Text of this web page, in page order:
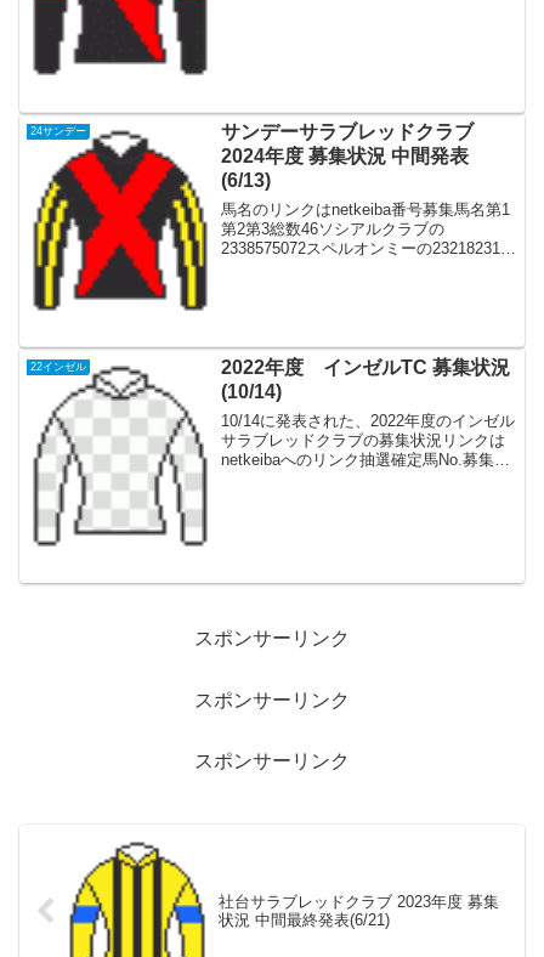
24サンデー
サンデーサラブレッドクラブ
2024年度 募集状況 中間発表
(6/13)
馬名のリンクはnetkeiba番号募集馬名第1
第2第3総数46ソシアルクラブの
2338575072スペルオンミーの232182318
22インゼル
2022年度 インゼルTC 募集状況
(10/14)
10/14に発表された、2022年度のインゼル
サラブレッドクラブの募集状況リンクは
netkeibaへのリンク抽選確定馬No.募集予
スポンサーリンク
スポンサーリンク
スポンサーリンク
社台サラブレッドクラブ 2023年度 募集
状況 中間最終発表(6/21)